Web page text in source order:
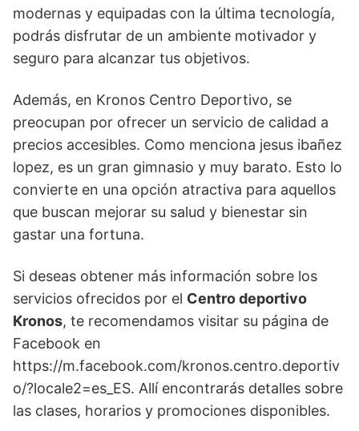
modernas y equipadas con la última tecnología,
podrás disfrutar de un ambiente motivador y
seguro para alcanzar tus objetivos.
Además, en Kronos Centro Deportivo, se
preocupan por ofrecer un servicio de calidad a
precios accesibles. Como menciona jesus ibañez
lopez, es un gran gimnasio y muy barato. Esto lo
convierte en una opción atractiva para aquellos
que buscan mejorar su salud y bienestar sin
gastar una fortuna.
Si deseas obtener más información sobre los
servicios ofrecidos por el Centro deportivo
Kronos, te recomendamos visitar su página de
Facebook en
https://m.facebook.com/kronos.centro.deportiv
o/?locale2=es_ES. Allí encontrarás detalles sobre
las clases, horarios y promociones disponibles.